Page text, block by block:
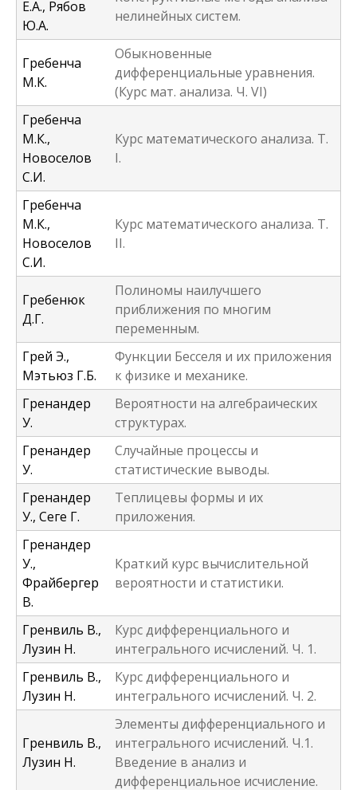
Е.А., Рябов
Ю.А.
нелинейных систем.
Гребенча
М.К.
Обыкновенные
дифференциальные уравнения.
(Курс мат. анализа. Ч. VI)
Гребенча
М.К.,
Новоселов
С.И.
Курс математического анализа. Т.
I.
Гребенча
М.К.,
Новоселов
С.И.
Курс математического анализа. Т.
II.
Гребенюк
Д.Г.
Полиномы наилучшего
приближения по многим
переменным.
Грей Э.,
Мэтьюз Г.Б.
Функции Бесселя и их приложения
к физике и механике.
Гренандер
У.
Вероятности на алгебраических
структурах.
Гренандер
У.
Случайные процессы и
статистические выводы.
Гренандер
У., Сеге Г.
Теплицевы формы и их
приложения.
Гренандер
У.,
Фрайбергер
В.
Краткий курс вычислительной
вероятности и статистики.
Гренвиль В.,
Лузин Н.
Курс дифференциального и
интегрального исчислений. Ч. 1.
Гренвиль В.,
Лузин Н.
Курс дифференциального и
интегрального исчислений. Ч. 2.
Гренвиль В.,
Лузин Н.
Элементы дифференциального и
интегрального исчислений. Ч.1.
Введение в анализ и
дифференциальное исчисление.